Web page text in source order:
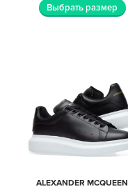
Выбрать размер
ALEXANDER MCQUEEN